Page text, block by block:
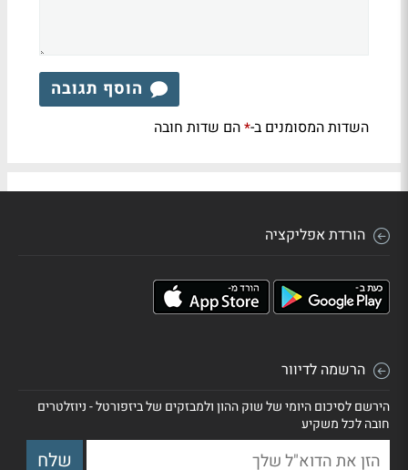
הוסף תגובה
השדות המסומנים ב-*הם שדות חובה
הורדת אפליקציה
הרשמה לדיוור
הירשם לסיכום היומי של שוק ההון ולמבזקים של ביזפורטל - ניוזלטרים
חובה לכל משקיע